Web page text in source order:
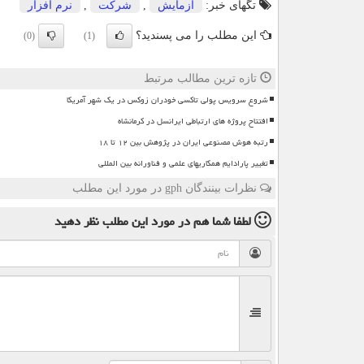
تگهای خبر: آزمایش شركت نرم افزار
این مطلب را می پسندید؟ (1)
(0)
تازه ترین مطالب مرتبط
شروع سرویس پولی تاکسی خودران زوکس در یک شهر آمریکا
افتتاح پروژه های ارتباطی ایرانسل در کرمانشاه
رتبه هوش مصنوعی ایران در پژوهش بین ۱۲ تا ۱۸
تغییر پارادایم همکاریهای علمی و فناورانه بین المللی
نظرات بینندگان gph در مورد این مطلب
لطفا شما همدر مورد این مطلبنظر دهید